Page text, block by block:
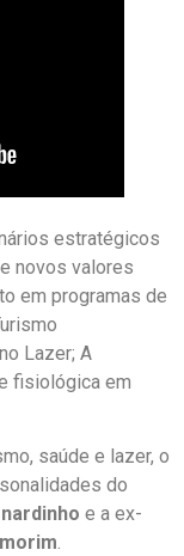
estratégicos
novos valores
em programas de
Lazer; A
fisiológica em
saúde e lazer, o
do
e a ex-
.